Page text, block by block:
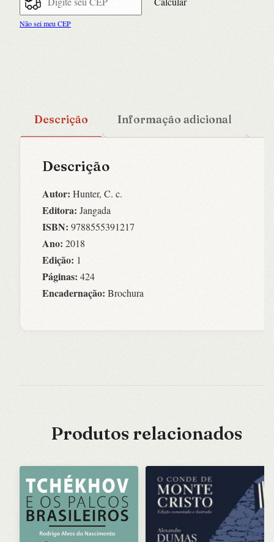
Não sei meu CEP
Descrição Informação adicional
Descrição
Autor: Hunter, C. c.
Editora: Jangada
ISBN: 9788555391217
Ano: 2018
Edição: 1
Páginas: 424
Encadernação: Brochura
Produtos relacionados